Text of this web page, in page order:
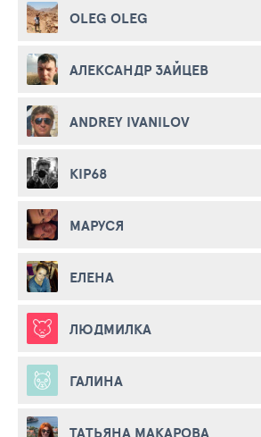
OLEG OLEG
АЛЕКСАНДР ЗАЙЦЕВ
ANDREY IVANILOV
KIP68
МАРУСЯ
ЕЛЕНА
ЛЮДМИЛКА
ГАЛИНА
ТАТЬЯНА МАКАРОВА